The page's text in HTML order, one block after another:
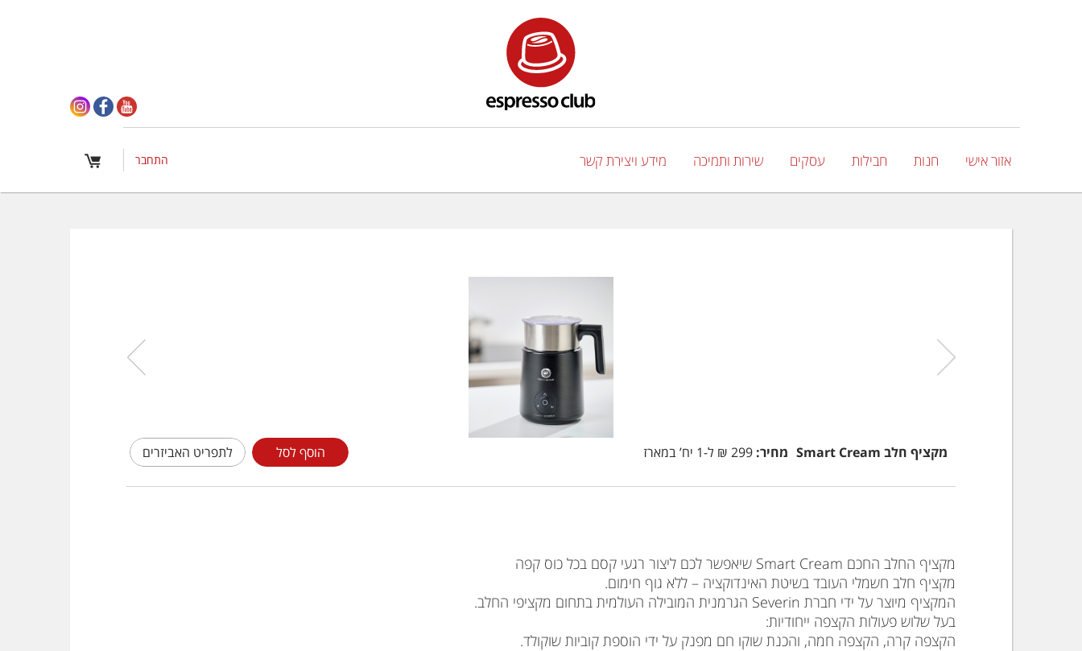
אזור אישי חנות חבילות עסקים שירות ותמיכה מידע ויצירת קשר התחבר
מקציף חלב Smart Cream מחיר: 299 ₪ ל-1 יח’ במארז הוסף לסל לתפריט האביזרים
מקציף החלב החכם Smart Cream שיאפשר לכם ליצור רגעי קסם בכל כוס קפה
מקציף חלב חשמלי העובד בשיטת האינדוקציה – ללא גוף חימום.
המקציף מיוצר על ידי חברת Severin הגרמנית המובילה העולמית בתחום מקציפי החלב.
בעל שלוש פעולות הקצפה ייחודיות:
הקצפה קרה, הקצפה חמה, והכנת שוקו חם מפנק על ידי הוספת קוביות שוקולד.